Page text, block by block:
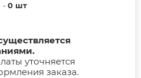
-0 шт
уточняется
заказа.